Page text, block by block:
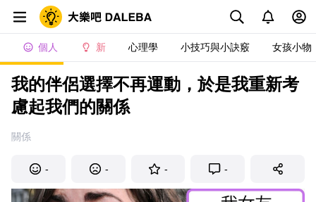
個人 新 心理學 小技巧與小訣竅 女孩小物
我的伴侶選擇不再運動，於是我重新考
慮起我們的關係
關係
- - - -